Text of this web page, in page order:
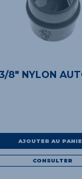
8" NYLON
AJOUTER AU
CONSULTER